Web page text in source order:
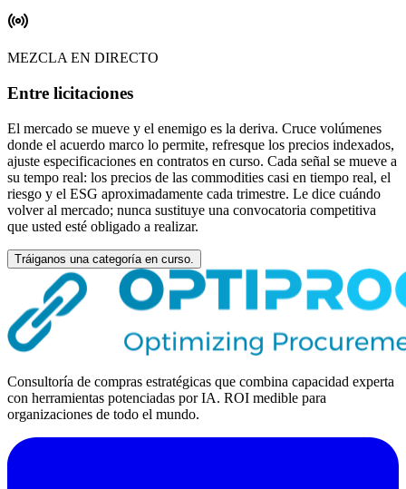
MEZCLA EN DIRECTO
Entre licitaciones
El mercado se mueve y el enemigo es la deriva. Cruce volúmenes
donde el acuerdo marco lo permite, refresque los precios indexados,
ajuste especificaciones en contratos en curso. Cada señal se mueve a
su tempo real: los precios de las commodities casi en tiempo real, el
riesgo y el ESG aproximadamente cada trimestre. Le dice cuándo
volver al mercado; nunca sustituye una convocatoria competitiva
que usted esté obligado a realizar.
Tráiganos una categoría en curso.
Consultoría de compras estratégicas que combina capacidad experta
con herramientas potenciadas por IA. ROI medible para
organizaciones de todo el mundo.